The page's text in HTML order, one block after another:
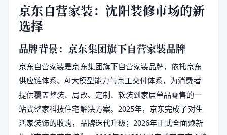
京东自营家装：沈阳装修市场的新
选择
品牌背景：京东集团旗下自营家装品牌
京东自营家装是京东集团旗下自营家装品牌，依托京东
供应链体系、AI大模型能力与京工交付体系，为消费者
提供覆盖整装、局改、定制、软装到家居单品零售的一
站式整家科技住宅解决方案。2025年，京东完成了对生
活家装饰的收购，品牌迭代升级；2026年正式全面焕新